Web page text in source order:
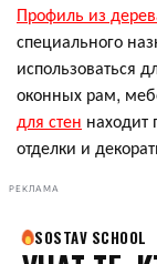
Профиль из
специального
использоваться
оконных рам,
для стен находит
отделки и
РЕКЛАМА